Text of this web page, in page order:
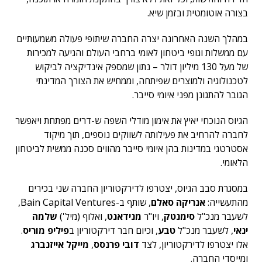
בצורה אוטומטית ובזמן שיא.
במהלך השנה האחרונה יצרה החברה שיתופי פעולה משמעותיים
עם ממשלות וגופי ביטחון לאומי ברחבי העולם והגיעה למכירות
של מעל 130 מיליון דולר – נתון שמספק אינדיקציה לביקוש
לטכנולוגיה ולמוצרים שפיתחה, וממחיש את הצורך המדינתי
הגובר להתגונן מפני איומי סייבר.
הגיוס הנוכחי יאיץ את אימון מודלי השפה ש-דרים מפתחת ויאפשר
לחברה להרחיב את פעילותה לשווקים נוספים, תוך מיקוד
אסטרטגי במדינות בהן איומי סייבר מהווים סכנה ממשית לביטחון
הלאומי.
במסגרת סבב הגיוס, יצטרפו לדירקטוריון החברה שני בכירים
מהתעשייה:אנריקה סאלם
, שותף ב-Bain Capital Ventures,
לשעבר מנכ"לסימנטק, ויו"ר מנידאנט, ואלוף (מיל') שלמה
ינאי, לשעבר מנכ"לטבע, וכיום חבר דירקטוריון בפיליפ מוריס.
אלו יצטרפו לדירקטוריון, לצד דובי פרנסס, מייקל אייזנברג
ומייסדי החברה.